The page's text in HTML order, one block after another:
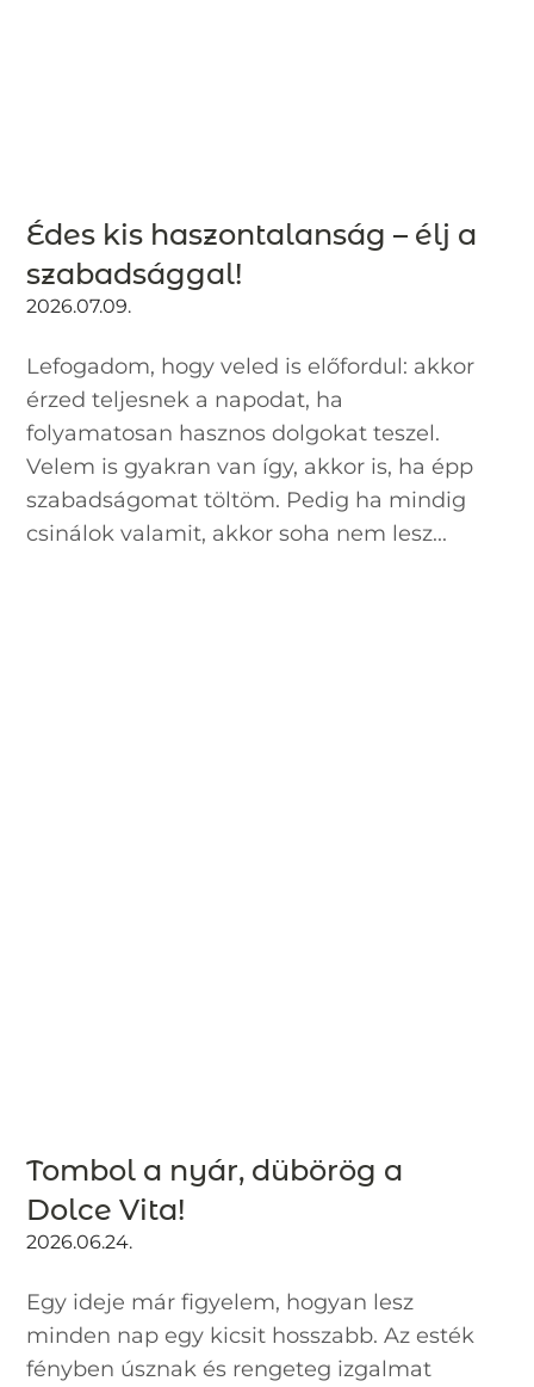
Édes kis haszontalanság – élj a
szabadsággal!
2026.07.09.
Lefogadom, hogy veled is előfordul: akkor
érzed teljesnek a napodat, ha
folyamatosan hasznos dolgokat teszel.
Velem is gyakran van így, akkor is, ha épp
szabadságomat töltöm. Pedig ha mindig
csinálok valamit, akkor soha nem lesz...
Tombol a nyár, dübörög a
Dolce Vita!
2026.06.24.
Egy ideje már figyelem, hogyan lesz
minden nap egy kicsit hosszabb. Az esték
fényben úsznak és rengeteg izgalmat